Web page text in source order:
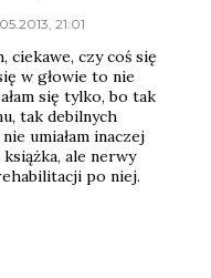
21:01
ciekawe, czy coś się
w głowie to nie
się tylko, bo tak
tak debilnych
umiałam inaczej
ale nerwy
po niej.